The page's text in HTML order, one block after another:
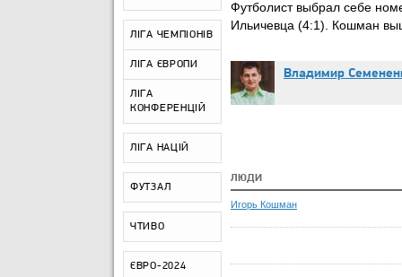
ЛІГА ЧЕМПІОНІВ
ЛІГА ЄВРОПИ
ЛІГА
КОНФЕРЕНЦІЙ
ЛІГА НАЦІЙ
ФУТЗАЛ
ЧТИВО
ЄВРО-2024
Футболист выбрал себе
Ильичевца (4:1). Кошман
Владимир
ЛЮДИ
Игорь Кошман